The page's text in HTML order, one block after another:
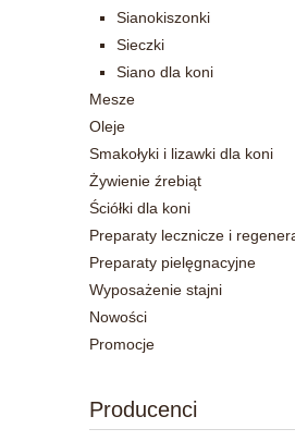
Sianokiszonki
Sieczki
Siano dla koni
Mesze
Oleje
Smakołyki i lizawki dla koni
Żywienie źrebiąt
Ściółki dla koni
Preparaty lecznicze i
Preparaty pielęgnacyjne
Wyposażenie stajni
Nowości
Promocje
Producenci